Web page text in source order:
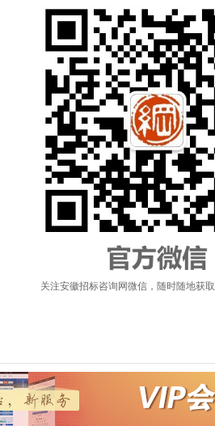
关注安徽招标咨询网微信，随时随地获